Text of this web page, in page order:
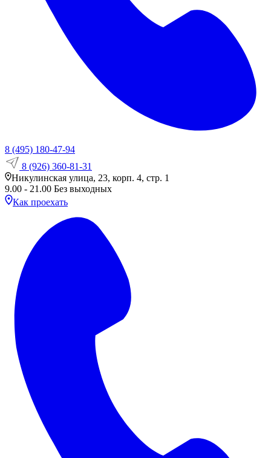
8 (495) 180-47-94
8 (926) 360-81-31
Никулинская улица, 23, корп. 4, стр. 1
9.00 - 21.00 Без выходных
Как проехать